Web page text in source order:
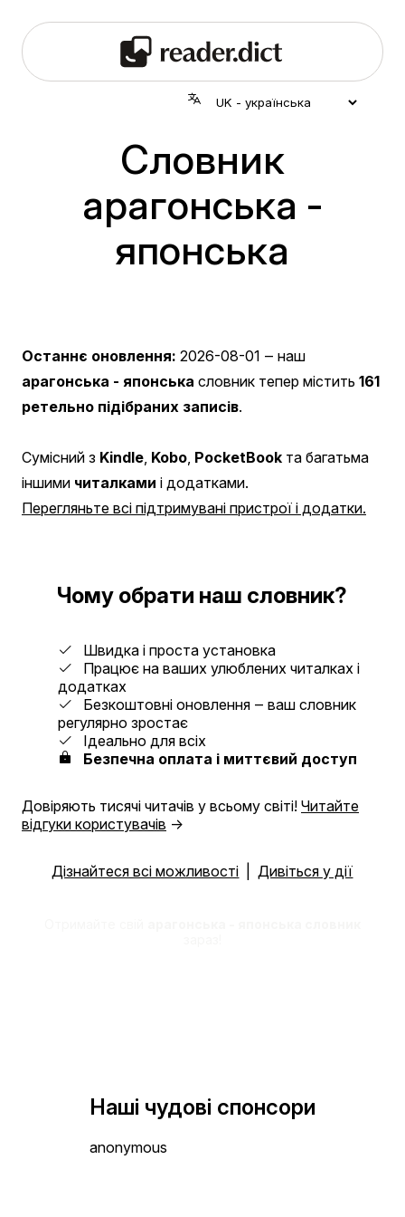
Словник
арагонська -
японська
Останнє оновлення: 2026-08-01 ‒ наш
арагонська - японська словник тепер містить 161
ретельно підібраних записів.
Сумісний з Kindle Kobo PocketBook та багатьма
іншими читалками і додатками.
Перегляньте всі підтримувані пристрої і додатки.
Чому обрати наш словник?
Швидка і проста установка
Працює на ваших улюблених читалках і
додатках
Безкоштовні оновлення ‒ ваш словник
регулярно зростає
Ідеально для всіх
Безпечна оплата і миттєвий доступ
Довіряють тисячі читачів у всьому світі! Читайте
відгуки користувачів →
Дізнайтеся всі можливості Дивіться у дії
Наші чудові спонсори
anonymous